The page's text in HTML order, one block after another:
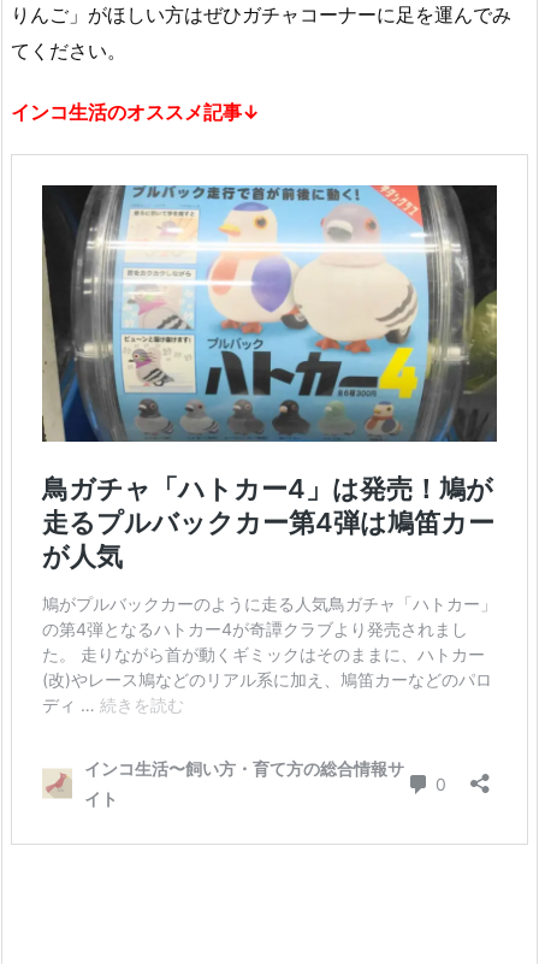
りんご」がほしい方はぜひガチャコーナーに足を運んでみ
てください。
インコ生活のオススメ記事↓